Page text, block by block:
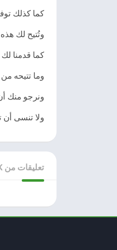
كما كذلك
وتُتيح لك
كما قدمنا
وما تتيحه
ونرجو منك
ولا تنسى أن
تعليقات من FACEBOOK